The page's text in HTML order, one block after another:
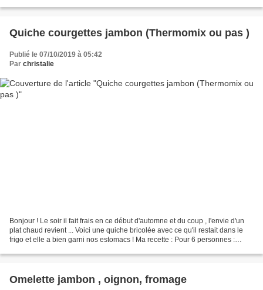
Quiche courgettes jambon (Thermomix ou pas )
Publié le 07/10/2019 à 05:42
Par christalie
Bonjour ! Le soir il fait frais en ce début d'automne et du coup , l'envie d'un
plat chaud revient ... Voici une quiche bricolée avec ce qu'il restait dans le
frigo et elle a bien garni nos estomacs ! Ma recette : Pour 6 personnes :
Omelette jambon , oignon, fromage